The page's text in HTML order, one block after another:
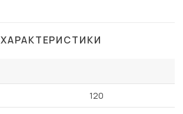
ХАРАКТЕРИСТИКИ
120